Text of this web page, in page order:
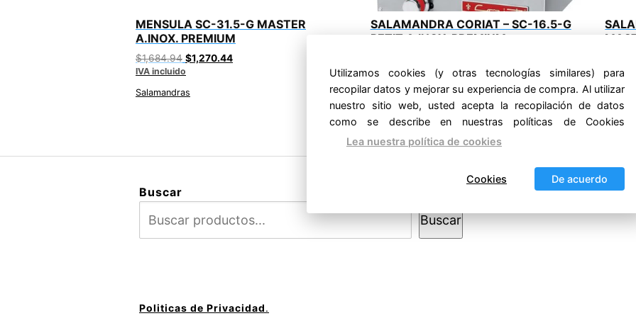
MENSULA SC-31.5-G MASTER
A.INOX. PREMIUM
$1,684.94 Original
price
$1,684.94.
$1,270.44Current
IVA incluido
Salamandras
SALAMANDRA CORIAT – SC-16.5-G
PETIT A.INOX. PREMIUM
price
was:
$13,414.92.
price
is:
$10,892.92.
IVA incluido
Entrega Inmediata,Salamandras
IVA
Buscar
Buscar
Politicas de Privacidad.
Utilizamos cookies (y otras tecnologías similares) para
recopilar datos y mejorar su experiencia de compra. Al utilizar
nuestro sitio web, usted acepta la recopilación de datos
como se describe en nuestras políticas de Cookies
Lea nuestra política de cookies
De acuerdo
Cookies